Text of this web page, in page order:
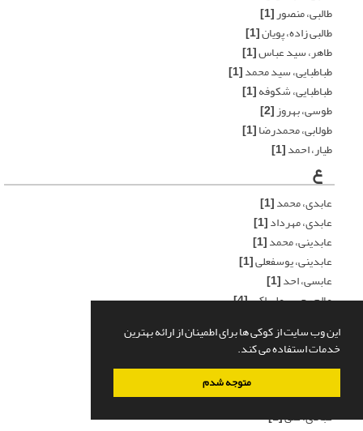
این وب سایت از کوکی ها برای اطمینان از ارائه بهترین
خدمات استفاده می کند.
متوجه شدم
طالبی، منصور[1]
طالبی زاده، پویان[1]
طاهر، سید عباس[1]
طباطبایی، سید محمد[1]
طباطبایی، شکوفه[1]
طوسی، بهروز[2]
طولابی، محمدرضا[1]
طیار، احمد[1]
ع
عابدی، محمد[1]
عابدی، مهرداد[1]
عابدینی، محمد[1]
عابدینی، یوسفعلی[1]
عابسی، احد[1]
عالم رجبی، علی اکبر[4]
عامری، علی[1]
عامری، مهران[2]
عبادالهی، محمد[1]
عبادی، علی[1]